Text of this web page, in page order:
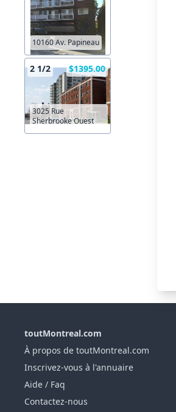
10160 Av. Papineau
2 1/2 $1395.00
3025 Rue
Sherbrooke Ouest
toutMontreal.com
À propos de toutMontreal.com
Inscrivez-vous à l'annuaire
Aide / Faq
Contactez-nous